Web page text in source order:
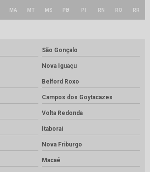
MA MT MS PB PI RN RO RR
São Gonçalo
Nova Iguaçu
Belford Roxo
Campos dos Goytacazes
Volta Redonda
Itaboraí
Nova Friburgo
Macaé